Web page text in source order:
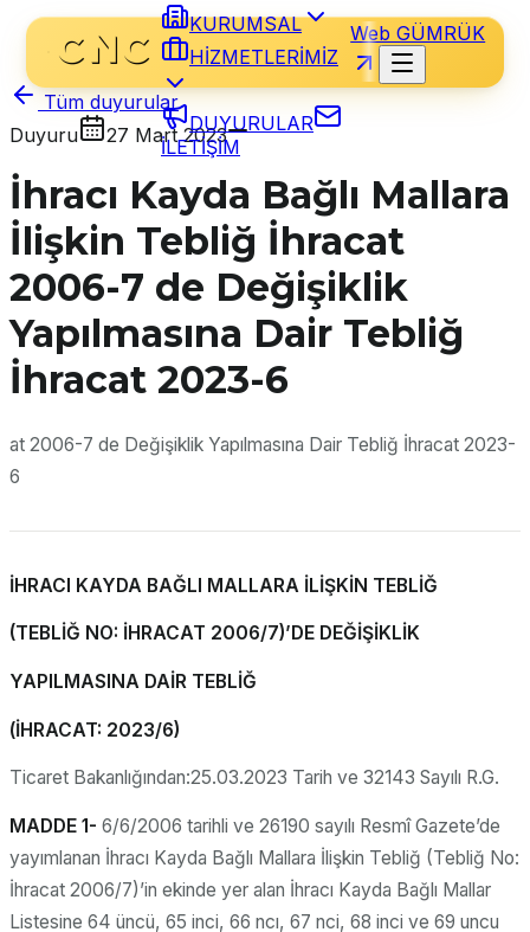
KURUMSAL
HİZMETLERİMİZ
DUYURULAR
İLETİŞİM
Web GÜMRÜK
Tüm duyurular
Duyuru
27 Mart 2023
İhracı Kayda Bağlı Mallara
İlişkin Tebliğ İhracat
2006-7 de Değişiklik
Yapılmasına Dair Tebliğ
İhracat 2023-6
at 2006-7 de Değişiklik Yapılmasına Dair Tebliğ İhracat 2023-
6
İHRACI KAYDA BAĞLI MALLARA İLİŞKİN TEBLİĞ
(TEBLİĞ NO: İHRACAT 2006/7)’DE DEĞİŞİKLİK
YAPILMASINA DAİR TEBLİĞ
(İHRACAT: 2023/6)
Ticaret Bakanlığından:25.03.2023 Tarih ve 32143 Sayılı R.G.
MADDE 1- 6/6/2006 tarihli ve 26190 sayılı Resmî Gazete’de
yayımlanan İhracı Kayda Bağlı Mallara İlişkin Tebliğ (Tebliğ No:
İhracat 2006/7)’in ekinde yer alan İhracı Kayda Bağlı Mallar
Listesine 64 üncü, 65 inci, 66 ncı, 67 nci, 68 inci ve 69 uncu